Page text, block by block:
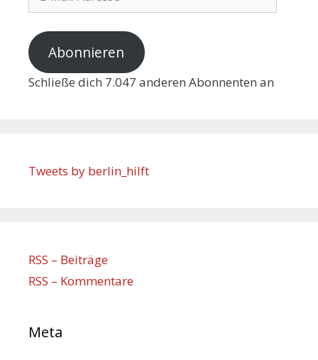
Abonnieren
Schließe dich 7.047 anderen Abonnenten an
Tweets by berlin_hilft
RSS – Beiträge
RSS – Kommentare
Meta